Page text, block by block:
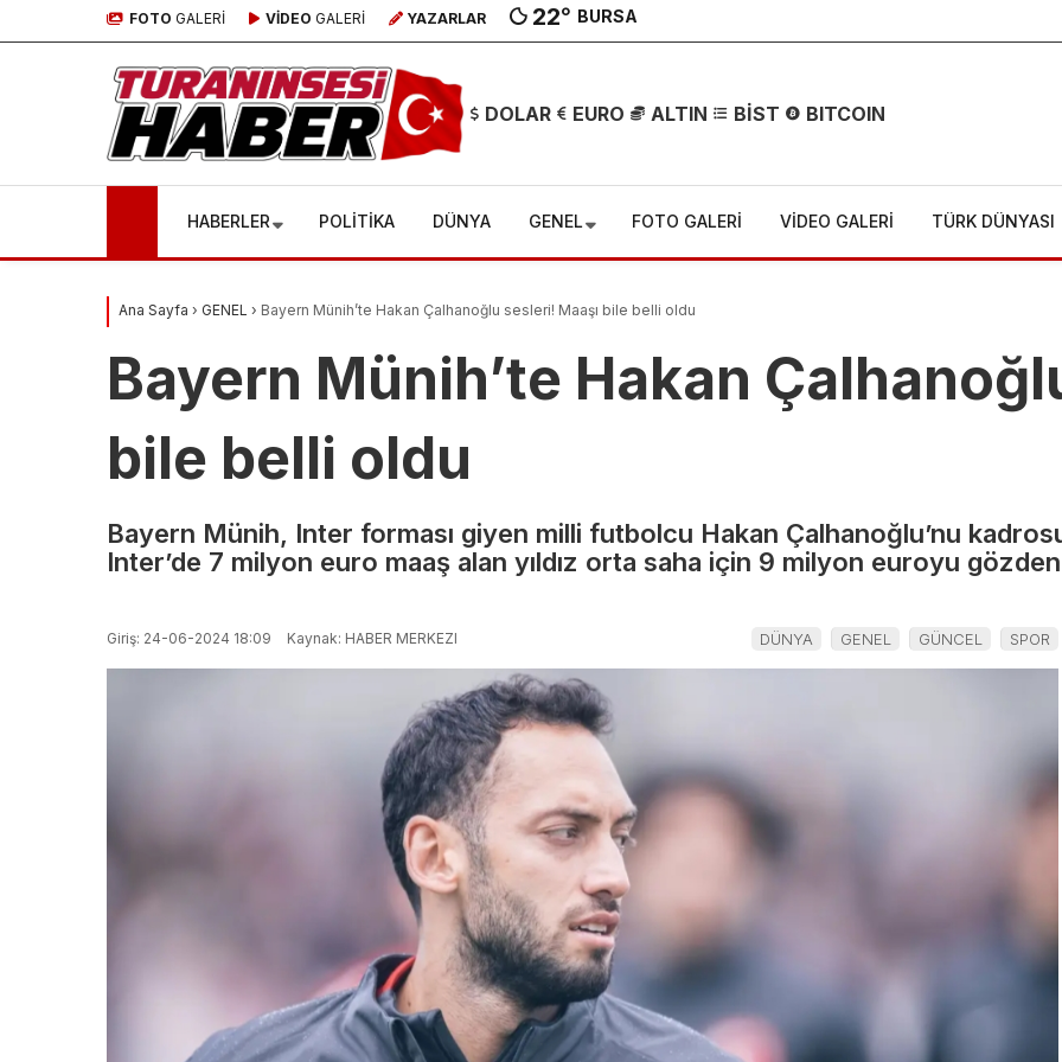
FOTO GALERİ VİDEO GALERİ YAZARLAR 22° BURSA
DOLAR EURO ALTIN BİST BITCOIN
HABERLER POLİTİKA DÜNYA GENEL FOTO GALERİ VİDEO GALERİ TÜRK DÜNYASI
Ana Sayfa › GENEL › Bayern Münih’te Hakan Çalhanoğlu sesleri! Maaşı bile belli oldu
Bayern Münih’te Hakan
bile belli oldu
Bayern Münih, Inter forması giyen milli futbolcu Hakan Çalhanoğlu’nu
Inter’de 7 milyon euro maaş alan yıldız orta saha için 9 milyon euroyu
Giriş: 24-06-2024 18:09 Kaynak: HABER MERKEZI DÜNYA GENEL GÜNCEL SPOR
Manisa’da acı
saldırıda
yitiren baba
ve oğul son
yolculuğuna
uğurlandı
medyada
tuzağı!
Vatandaşlara
kritik uyarı
27 yaşındaki
doktorun acı
sonu! Tatil
denizden sağ
çıkamadı